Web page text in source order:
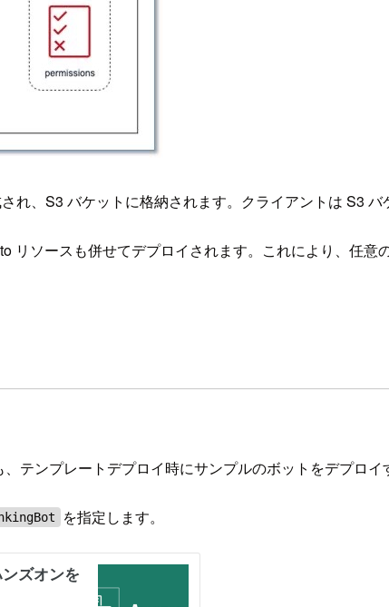
れ、S3 バケットに格納されます。クライアントは S3
リソースも併せてデプロイされます。これにより、任
テンプレートデプロイ時にサンプルのボットをデプロ
を指定します。